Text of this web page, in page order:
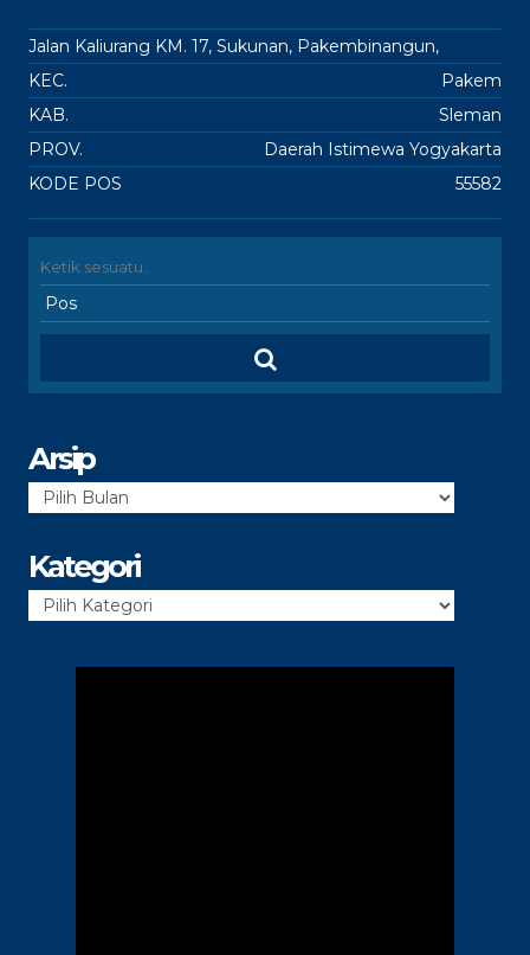
Jalan Kaliurang KM. 17, Sukunan, Pakembinangun,
KEC.
Pakem
KAB.
Sleman
PROV.
Daerah Istimewa Yogyakarta
KODE POS
55582
Arsip
Arsip
Kategori
Kategori